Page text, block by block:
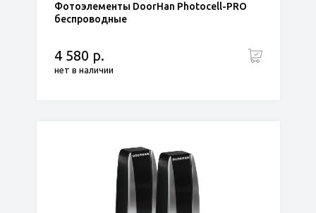
Фотоэлементы DoorHan Photocell-PRO
беспроводные
4 580 р.
нет в наличии